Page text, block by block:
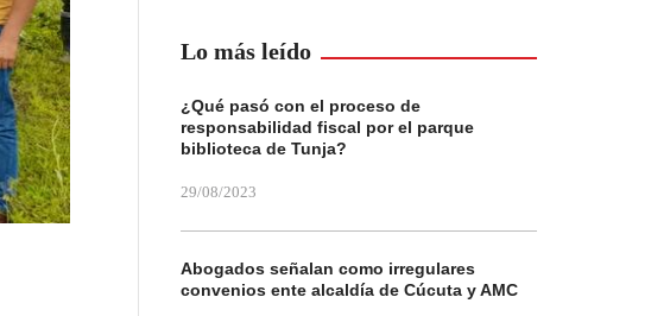
Lo más leído
¿Qué pasó con el proceso de
responsabilidad fiscal por el parque
biblioteca de Tunja?
29/08/2023
Abogados señalan como irregulares
convenios ente alcaldía de Cúcuta y AMC